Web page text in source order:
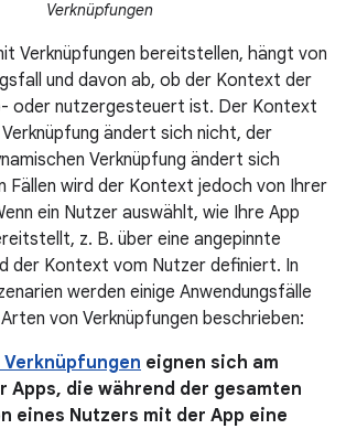
Verknüpfungen
Verknüpfungen bereitstellen, hängt von
und davon ab, ob der Kontext der
oder nutzergesteuert ist. Der Kontext
ändert sich nicht, der
Verknüpfung ändert sich
Fällen wird der Kontext jedoch von Ihrer
ein Nutzer auswählt, wie Ihre App
z. B. über eine angepinnte
der Kontext vom Nutzer definiert. In
werden einige Anwendungsfälle
von Verknüpfungen beschrieben:
eignen sich am
Apps, die während der gesamten
eines Nutzers mit der App eine